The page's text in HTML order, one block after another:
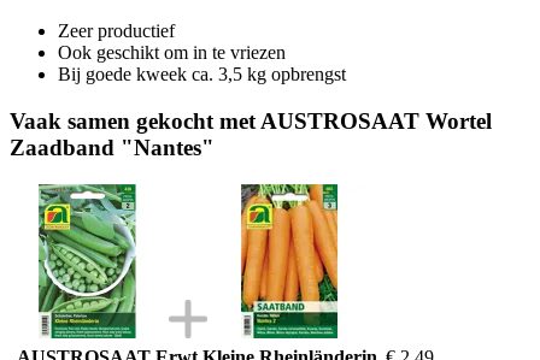
Zeer productief
Ook geschikt om in te vriezen
Bij goede kweek ca. 3,5 kg opbrengst
Vaak samen gekocht met AUSTROSAAT Wortel
Zaadband "Nantes"